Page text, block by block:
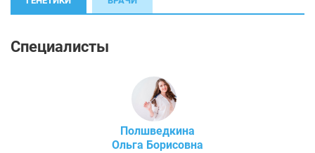
Специалисты
Полшведкина
Ольга Борисовна